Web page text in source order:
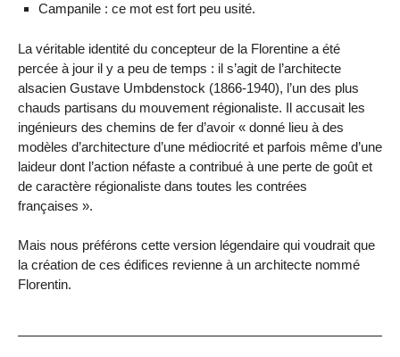
Campanile : ce mot est fort peu usité.
La véritable identité du concepteur de la Florentine a été
percée à jour il y a peu de temps : il s’agit de l’architecte
alsacien Gustave Umbdenstock (1866-1940), l’un des plus
chauds partisans du mouvement régionaliste. Il accusait les
ingénieurs des chemins de fer d’avoir « donné lieu à des
modèles d’architecture d’une médiocrité et parfois même d’une
laideur dont l’action néfaste a contribué à une perte de goût et
de caractère régionaliste dans toutes les contrées
françaises ».
Mais nous préférons cette version légendaire qui voudrait que
la création de ces édifices revienne à un architecte nommé
Florentin.